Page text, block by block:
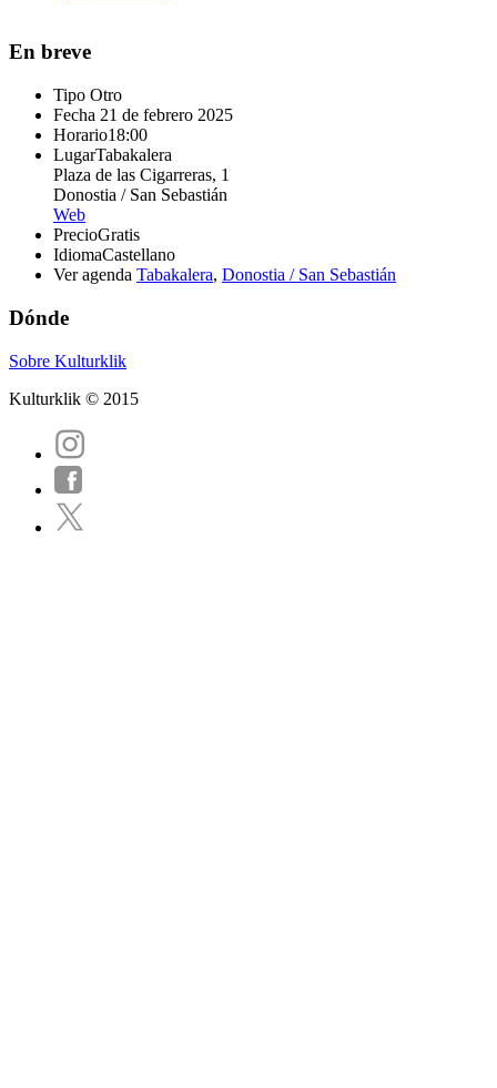
En breve
Tipo Otro
Fecha 21 de febrero 2025
Horario18:00
LugarTabakalera
Plaza de las Cigarreras, 1
Donostia / San Sebastián
Web
PrecioGratis
IdiomaCastellano
Ver agenda Tabakalera, Donostia / San Sebastián
Dónde
Sobre Kulturklik
Kulturklik © 2015